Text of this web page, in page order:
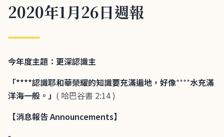
2020年1月26日週報
今年度主題：更深認識主
「****認識耶和華榮耀的知識要充滿遍地，好像****水充滿
洋海一般。」 ( 哈巴谷書 2:14 )
【消息報告Announcements】